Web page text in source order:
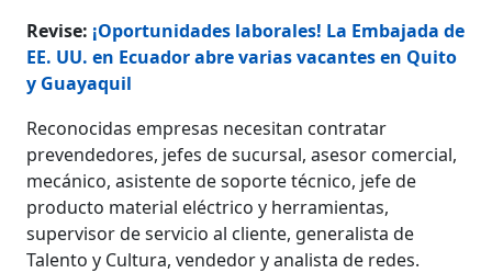
Revise: ¡Oportunidades laborales! La Embajada de
EE. UU. en Ecuador abre varias vacantes en Quito
y Guayaquil
Reconocidas empresas necesitan contratar
prevendedores, jefes de sucursal, asesor comercial,
mecánico, asistente de soporte técnico, jefe de
producto material eléctrico y herramientas,
supervisor de servicio al cliente, generalista de
Talento y Cultura, vendedor y analista de redes.